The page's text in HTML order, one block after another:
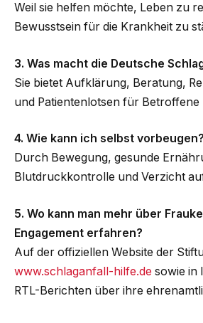
Weil sie helfen möchte, Leben zu
Bewusstsein für die Krankheit zu
3. Was macht die Deutsche
Sie bietet Aufklärung, Beratung,
und Patientenlotsen für Betroffene
4. Wie kann ich selbst vorbeugen?
Durch Bewegung, gesunde
Blutdruckkontrolle und Verzicht
5. Wo kann man mehr über
Engagement erfahren?
Auf der offiziellen Website der
www.schlaganfall-hilfe.de sowie in
RTL-Berichten über ihre